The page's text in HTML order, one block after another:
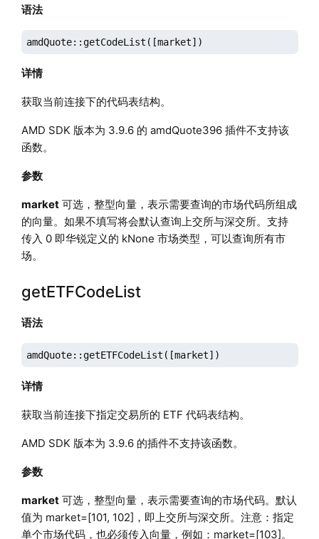
语法
amdQuote::getCodeList([market])
详情
获取当前连接下的代码表结构。
AMD SDK 版本为 3.9.6 的 amdQuote396 插件不支持该
函数。
参数
market可选，整型向量，表示需要查询的市场代码所组成
的向量。如果不填写将会默认查询上交所与深交所。支持
传入 0 即华锐定义的 kNone 市场类型，可以查询所有市
场。
getETFCodeList
语法
amdQuote::getETFCodeList([market])
详情
获取当前连接下指定交易所的 ETF 代码表结构。
AMD SDK 版本为 3.9.6 的插件不支持该函数。
参数
market可选，整型向量，表示需要查询的市场代码。默认
值为 market=[101, 102]，即上交所与深交所。注意：指定
单个市场代码，也必须传入向量，例如：market=[103]。